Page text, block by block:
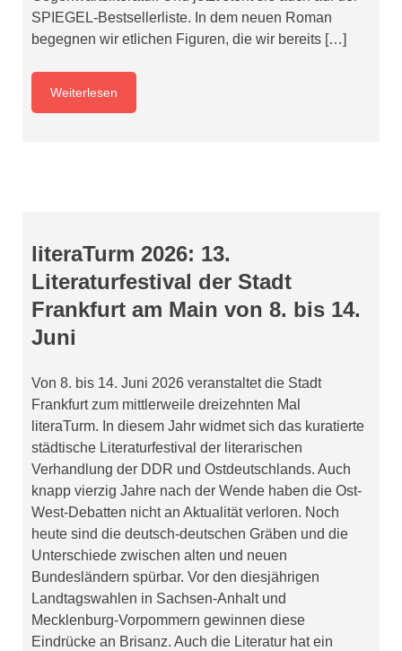
SPIEGEL-Bestsellerliste. In dem neuen Roman
begegnen wir etlichen Figuren, die wir bereits […]
Weiterlesen
literaTurm 2026: 13.
Literaturfestival der Stadt
Frankfurt am Main von 8. bis 14.
Juni
Von 8. bis 14. Juni 2026 veranstaltet die Stadt
Frankfurt zum mittlerweile dreizehnten Mal
literaTurm. In diesem Jahr widmet sich das kuratierte
städtische Literaturfestival der literarischen
Verhandlung der DDR und Ostdeutschlands. Auch
knapp vierzig Jahre nach der Wende haben die Ost-
West-Debatten nicht an Aktualität verloren. Noch
heute sind die deutsch-deutschen Gräben und die
Unterschiede zwischen alten und neuen
Bundesländern spürbar. Vor den diesjährigen
Landtagswahlen in Sachsen-Anhalt und
Mecklenburg-Vorpommern gewinnen diese
Eindrücke an Brisanz. Auch die Literatur hat ein